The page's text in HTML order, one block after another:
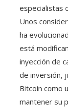
especialistas
Unos
ha
está
inyección de
de inversión,
Bitcoin como
mantener su